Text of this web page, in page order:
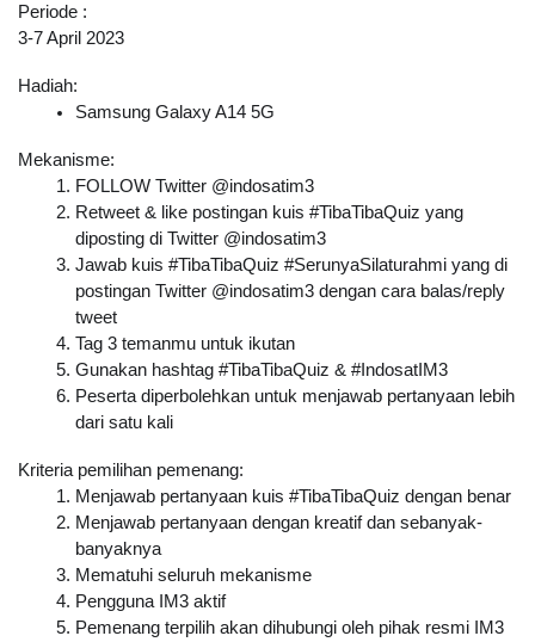
Periode :
3-7 April 2023
Hadiah:
Samsung Galaxy A14 5G
Mekanisme:
FOLLOW Twitter @indosatim3
Retweet & like postingan kuis #TibaTibaQuiz yang
diposting di Twitter @indosatim3
Jawab kuis #TibaTibaQuiz #SerunyaSilaturahmi yang di
postingan Twitter @indosatim3 dengan cara balas/reply
tweet
Tag 3 temanmu untuk ikutan
Gunakan hashtag #TibaTibaQuiz & #IndosatIM3
Peserta diperbolehkan untuk menjawab pertanyaan lebih
dari satu kali
Kriteria pemilihan pemenang:
Menjawab pertanyaan kuis #TibaTibaQuiz dengan benar
Menjawab pertanyaan dengan kreatif dan sebanyak-
banyaknya
Mematuhi seluruh mekanisme
Pengguna IM3 aktif
Pemenang terpilih akan dihubungi oleh pihak resmi IM3